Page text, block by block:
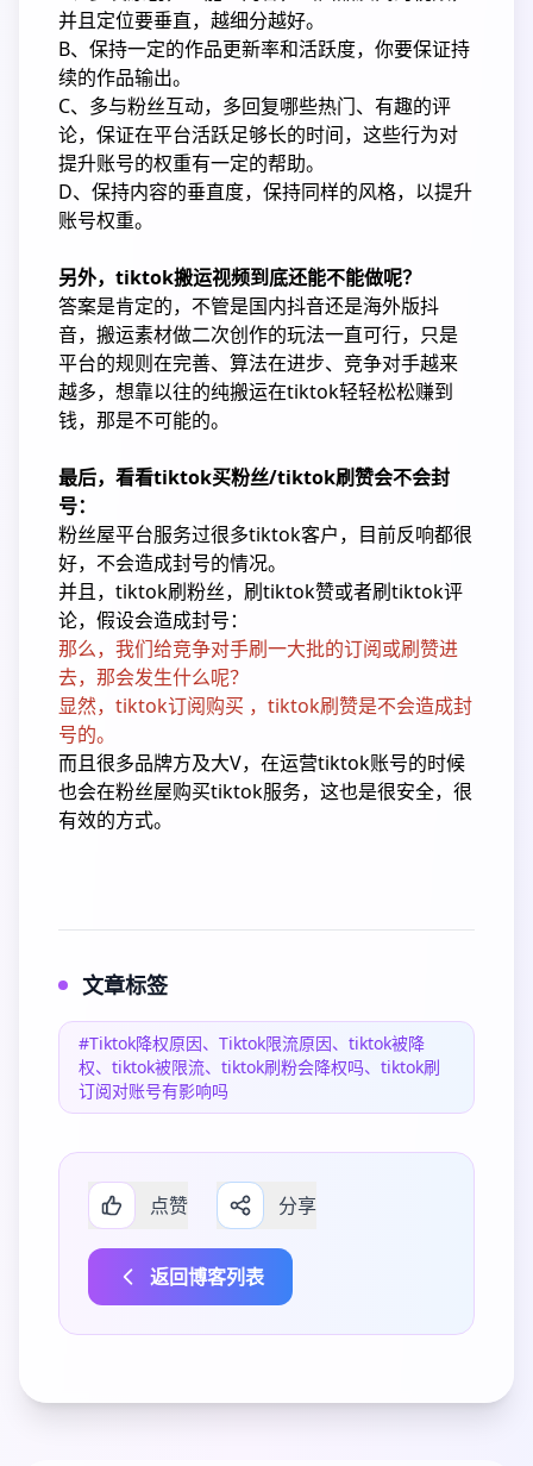
并且定位要垂直，越细分越好。
B、保持一定的作品更新率和活跃度，你要保证持
续的作品输出。
C、多与粉丝互动，多回复哪些热门、有趣的评
论，保证在平台活跃足够长的时间，这些行为对
提升账号的权重有一定的帮助。
D、保持内容的垂直度，保持同样的风格，以提升
账号权重。
另外，tiktok搬运视频到底还能不能做呢？
答案是肯定的，不管是国内抖音还是海外版抖
音，搬运素材做二次创作的玩法一直可行，只是
平台的规则在完善、算法在进步、竞争对手越来
越多，想靠以往的纯搬运在tiktok轻轻松松赚到
钱，那是不可能的。
最后，看看tiktok买粉丝/tiktok刷赞会不会封
号：
粉丝屋平台服务过很多tiktok客户，目前反响都很
好，不会造成封号的情况。
并且，tiktok刷粉丝，刷tiktok赞或者刷tiktok评
论，假设会造成封号：
那么，我们给竞争对手刷一大批的订阅或刷赞进
去，那会发生什么呢？
显然，tiktok订阅购买 ，tiktok刷赞是不会造成封
号的。
而且很多品牌方及大V，在运营tiktok账号的时候
也会在粉丝屋购买tiktok服务，这也是很安全，很
有效的方式。
文章标签
#Tiktok降权原因、Tiktok限流原因、tiktok被降
权、tiktok被限流、tiktok刷粉会降权吗、tiktok刷
订阅对账号有影响吗
点赞 分享
返回博客列表